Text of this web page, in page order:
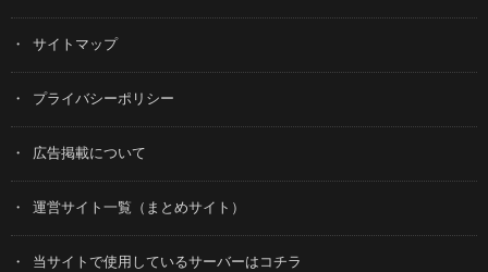
サイトマップ
プライバシーポリシー
広告掲載について
運営サイト一覧（まとめサイト）
当サイトで使用しているサーバーはコチラ